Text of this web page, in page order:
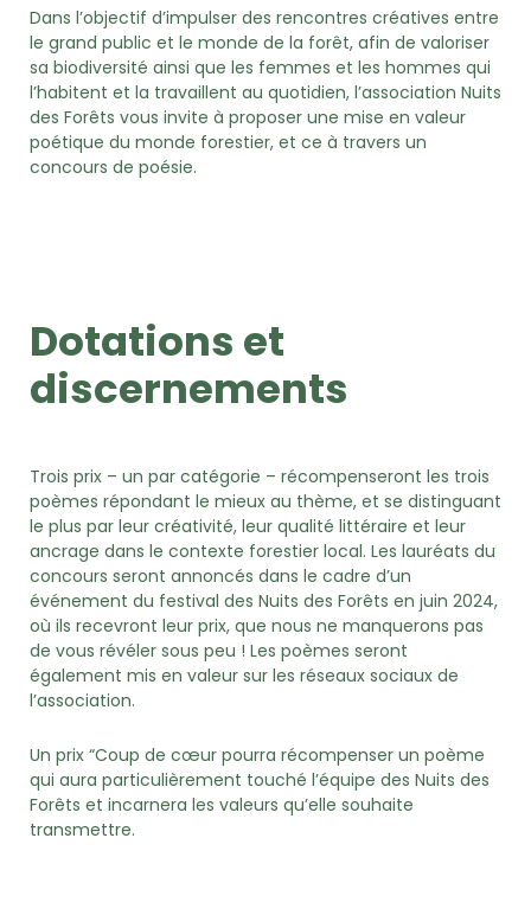
Dans l’objectif d’impulser des rencontres créatives entre
le grand public et le monde de la forêt, afin de valoriser
sa biodiversité ainsi que les femmes et les hommes qui
l’habitent et la travaillent au quotidien, l’association Nuits
des Forêts vous invite à proposer une mise en valeur
poétique du monde forestier, et ce à travers un
concours de poésie.
Dotations et
discernements
Trois prix – un par catégorie – récompenseront les trois
poèmes répondant le mieux au thème, et se distinguant
le plus par leur créativité, leur qualité littéraire et leur
ancrage dans le contexte forestier local. Les lauréats du
concours seront annoncés dans le cadre d’un
événement du festival des Nuits des Forêts en juin 2024,
où ils recevront leur prix, que nous ne manquerons pas
de vous révéler sous peu ! Les poèmes seront
également mis en valeur sur les réseaux sociaux de
l’association.
Un prix “Coup de cœur pourra récompenser un poème
qui aura particulièrement touché l’équipe des Nuits des
Forêts et incarnera les valeurs qu’elle souhaite
transmettre.